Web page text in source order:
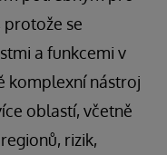
protože se
a funkcemi v
komplexní nástroj
oblastí, včetně
rizik,